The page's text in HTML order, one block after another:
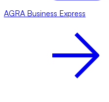
AGRA Business Express